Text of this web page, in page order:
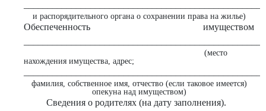
и распорядительного органа о сохранении права на жилье)
Обеспеченность имуществом
(место
нахождения имущества, адрес;
фамилия, собственное имя, отчество (если таковое имеется)
опекуна над имуществом)
Сведения о родителях (на дату заполнения).